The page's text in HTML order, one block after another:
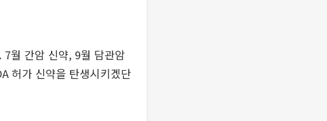
월 간암 신약, 9월 담관암
허가 신약을 탄생시키겠단